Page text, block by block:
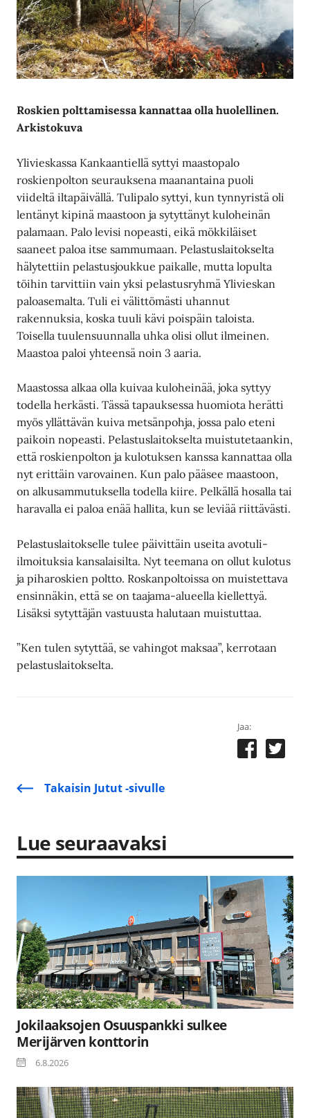
Roskien polttamisessa kannattaa olla huolellinen.
Arkistokuva
Ylivieskassa Kankaantiellä syttyi maastopalo
roskienpolton seurauksena maanantaina puoli
viideltä iltapäivällä. Tulipalo syttyi, kun tynnyristä oli
lentänyt kipinä maastoon ja sytyttänyt kuloheinän
palamaan. Palo levisi nopeasti, eikä mökkiläiset
saaneet paloa itse sammumaan. Pelastuslaitokselta
hälytettiin pelastusjoukkue paikalle, mutta lopulta
töihin tarvittiin vain yksi pelastusryhmä Ylivieskan
paloasemalta. Tuli ei välittömästi uhannut
rakennuksia, koska tuuli kävi poispäin taloista.
Toisella tuulensuunnalla uhka olisi ollut ilmeinen.
Maastoa paloi yhteensä noin 3 aaria.
Maastossa alkaa olla kuivaa kuloheinää, joka syttyy
todella herkästi. Tässä tapauksessa huomiota herätti
myös yllättävän kuiva metsänpohja, jossa palo eteni
paikoin nopeasti. Pelastuslaitokselta muistutetaankin,
että roskienpolton ja kulotuksen kanssa kannattaa olla
nyt erittäin varovainen. Kun palo pääsee maastoon,
on alkusammutuksella todella kiire. Pelkällä hosalla tai
haravalla ei paloa enää hallita, kun se leviää riittävästi.
Pelastuslaitokselle tulee päivittäin useita avotuli-
ilmoituksia kansalaisilta. Nyt teemana on ollut kulotus
ja piharoskien poltto. Roskanpoltoissa on muistettava
ensinnäkin, että se on taajama-alueella kiellettyä.
Lisäksi sytyttäjän vastuusta halutaan muistuttaa.
”Ken tulen sytyttää, se vahingot maksaa”, kerrotaan
pelastuslaitokselta.
Jaa:
Takaisin Jutut -sivulle
Lue seuraavaksi
Jokilaaksojen Osuuspankki sulkee
Merijärven konttorin
6.8.2026